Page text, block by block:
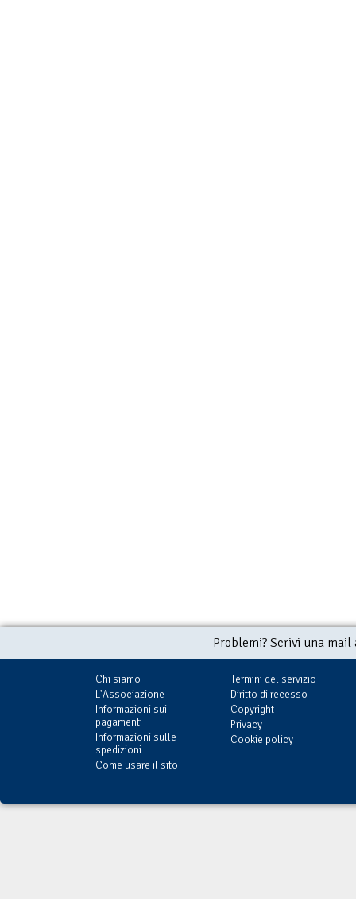
Problemi? Scrivi una
Chi siamo
L'Associazione
Informazioni sui
pagamenti
Informazioni sulle
spedizioni
Come usare il sito
Termini del servizio
Diritto di recesso
Copyright
Privacy
Cookie policy